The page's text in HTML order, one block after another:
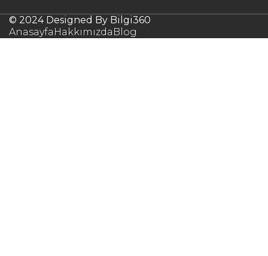
© 2024 Designed By Bilgi360
Anasayfa Hakkımızda Blog